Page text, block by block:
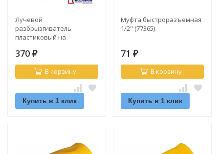
Лучевой
разбрызгиватель
пластиковый на
370 ₽
В корзину
Купить в 1 клик
Муфта быстроразъемная
1/2" (77365)
71 ₽
В корзину
Купить в 1 клик